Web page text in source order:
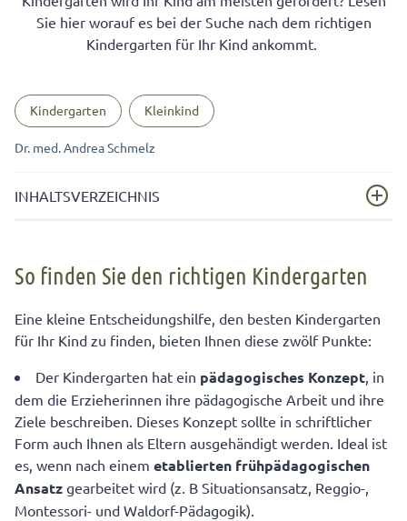
Sie hier worauf es bei der Suche nach dem richtigen
Kindergarten für Ihr Kind ankommt.
Kindergarten Kleinkind
Dr. med. Andrea Schmelz
INHALTSVERZEICHNIS
Der Kindergarten sollte sich an den Bedürfnissen der
So finden Sie den richtigen Kindergarten
Eine kleine Entscheidungshilfe, den besten Kindergarten
für Ihr Kind zu finden, bieten Ihnen diese zwölf Punkte:
Der Kindergarten hat ein pädagogisches Konzept, in
dem die Erzieherinnen ihre pädagogische Arbeit und ihre
Ziele beschreiben. Dieses Konzept sollte in schriftlicher
Form auch Ihnen als Eltern ausgehändigt werden. Ideal ist
es, wenn nach einem etablierten frühpädagogischen
Ansatz gearbeitet wird (z. B Situationsansatz, Reggio-,
Montessori- und Waldorf-Pädagogik).